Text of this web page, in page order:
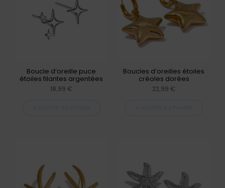
Boucle d’oreille puce
étoiles filantes argentées
18,99 €
Boucles d’oreilles étoiles
créoles dorées
22,99 €